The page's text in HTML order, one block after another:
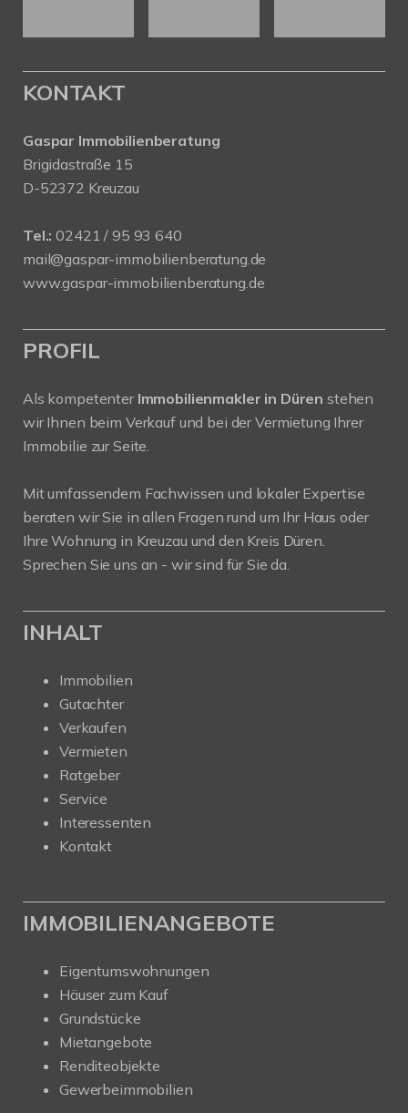
KONTAKT
Gaspar Immobilienberatung
Brigidastraße 15
D-52372 Kreuzau
Tel.: 02421 / 95 93 640
mail@gaspar-immobilienberatung.de
www.gaspar-immobilienberatung.de
PROFIL
Als kompetenter Immobilienmakler in Düren stehen
wir Ihnen beim Verkauf und bei der Vermietung Ihrer
Immobilie zur Seite.
Mit umfassendem Fachwissen und lokaler Expertise
beraten wir Sie in allen Fragen rund um Ihr Haus oder
Ihre Wohnung in Kreuzau und den Kreis Düren.
Sprechen Sie uns an - wir sind für Sie da.
INHALT
Immobilien
Gutachter
Verkaufen
Vermieten
Ratgeber
Service
Interessenten
Kontakt
IMMOBILIENANGEBOTE
Eigentumswohnungen
Häuser zum Kauf
Grundstücke
Mietangebote
Renditeobjekte
Gewerbeimmobilien